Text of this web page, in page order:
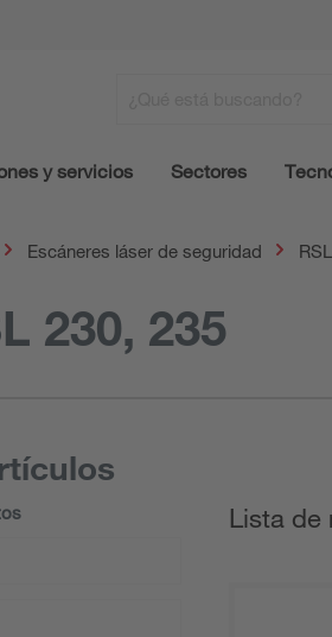
y servicios Sectores
Escáneres láser de seguridad
230, 235
Lista de